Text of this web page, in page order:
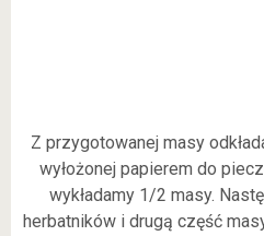
Z przygotowanej masy
wyłożonej papierem do
wykładamy 1/2 masy.
herbatników i drugą część